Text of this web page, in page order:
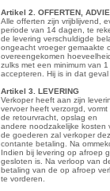
Artikel 2. OFFERTEN,
Alle offerten zijn vrijblijvend,
periode van 14 dagen, te
de levering verschuldigde
ongeacht vroeger gemaakte
overeengekomen
zulks met een minimum van
accepteren. Hij is in dat
Artikel 3. LEVERING
Verkoper heeft aan zijn
vervoer heeft verzorgd,
de retourvracht, opslag en
andere noodzakelijke kosten
de goederen zal verkoper
contante betaling. Na
Indien bij levering op afroep
gesloten is. Na verloop van
betaling van de op afroep
te vorderen.